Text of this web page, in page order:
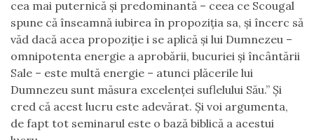
cea mai puternică şi predominantă – ceea ce Scougal
spune că înseamnă iubirea în propoziţia sa, şi încerc să
văd dacă acea propoziţie i se aplică şi lui Dumnezeu –
omnipotenta energie a aprobării, bucuriei şi încântării
Sale – este multă energie – atunci plăcerile lui
Dumnezeu sunt măsura excelenţei suflelului Său.” Şi
cred că acest lucru este adevărat. Şi voi argumenta,
de fapt tot seminarul este o bază biblică a acestui